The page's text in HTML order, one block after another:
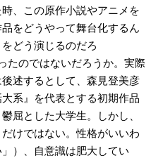
、この原作小説やアニメを
をどうやって舞台化するん
どう演じるのだろ
のではないだろうか。実際
述するとして、森見登美彦
系』を代表とする初期作品
屈とした大学生。しかし、
けではない。性格がいいわ
）、自意識は肥大してい